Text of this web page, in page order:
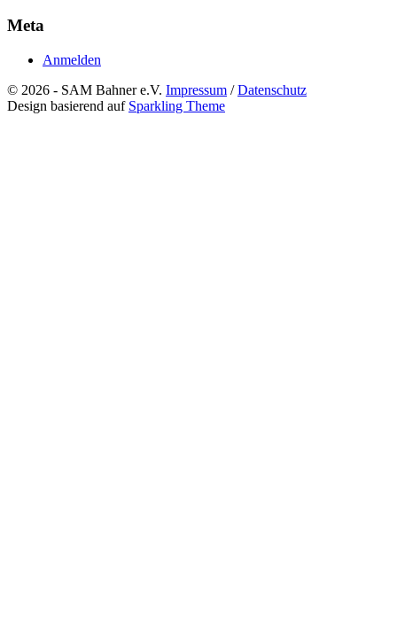
Meta
Anmelden
© 2026 - SAM Bahner e.V. Impressum /Datenschutz
Design basierend auf Sparkling Theme